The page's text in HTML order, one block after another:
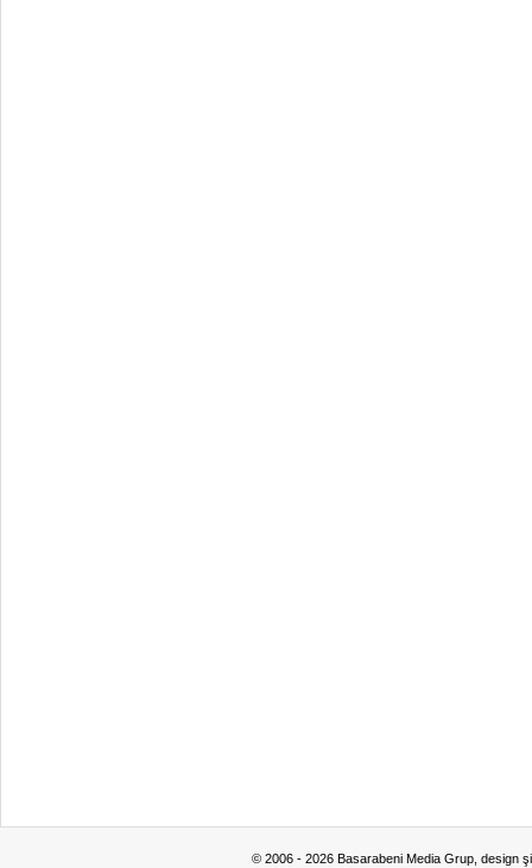
© 2006 - 2026 Basarabeni Media Grup, design